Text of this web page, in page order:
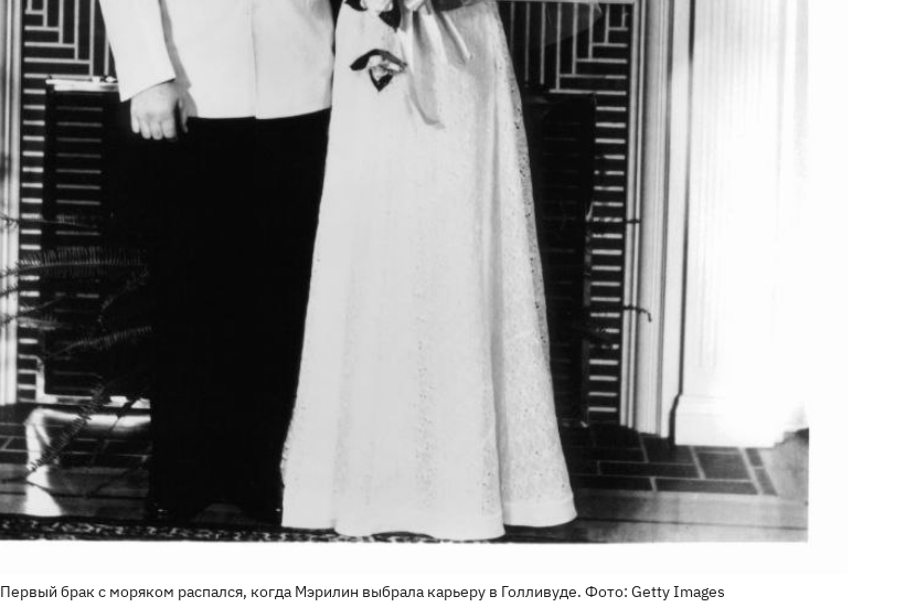
Первый брак с моряком распался, когда Мэрилин выбрала карьеру в Голливуде. Фото: Getty Images